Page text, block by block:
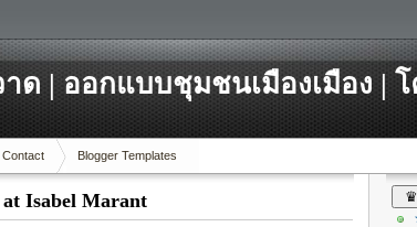
ด | ออกแบบชุมชนเมืองเมือง | โ
Contact Blogger Templates
at Isabel Marant